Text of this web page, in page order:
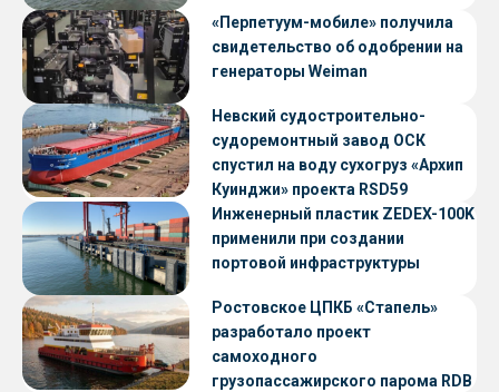
«Перпетуум-мобиле» получила
свидетельство об одобрении на
генераторы Weiman
Невский судостроительно-
судоремонтный завод ОСК
спустил на воду сухогруз «Архип
Куинджи» проекта RSD59
Инженерный пластик ZEDEX-100K
применили при создании
портовой инфраструктуры
Ростовское ЦПКБ «Стапель»
разработало проект
самоходного
грузопассажирского парома RDB